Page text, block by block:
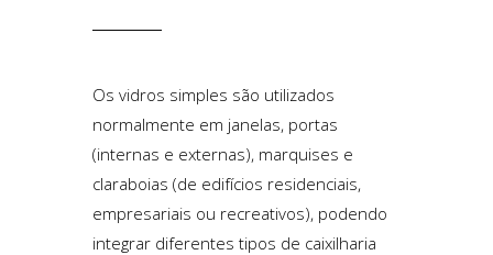
Os vidros simples são utilizados
normalmente em janelas, portas
(internas e externas), marquises e
claraboias (de edifícios residenciais,
empresariais ou recreativos), podendo
integrar diferentes tipos de caixilharia